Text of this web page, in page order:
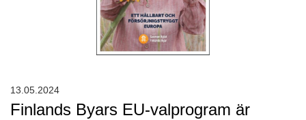
Finlands Byars EU-valprogram är
13.05.2024